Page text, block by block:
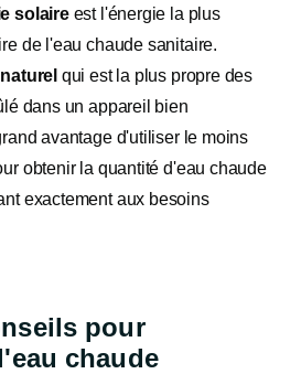
solaireest l'énergie la plus
de l'eau chaude sanitaire.
qui est la plus propre des
dans un appareil bien
avantage d'utiliser le moins
obtenir la quantité d'eau chaude
exactement aux besoins
pour
chaude